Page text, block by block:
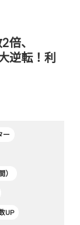
倍、
逆転！利
ー
）
UP